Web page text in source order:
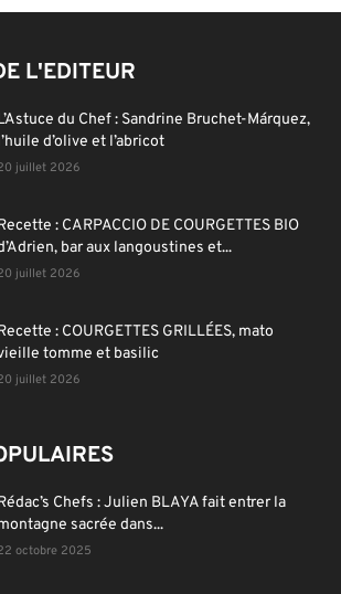
L'EDITEUR
du Chef : Sandrine Bruchet-Márquez,
d’olive et l’abricot
juillet 2026
: CARPACCIO DE COURGETTES BIO
bar aux langoustines et...
juillet 2026
: COURGETTES GRILLÉES, mato
tomme et basilic
juillet 2026
Chefs : Julien BLAYA fait entrer la
sacrée dans...
octobre 2025